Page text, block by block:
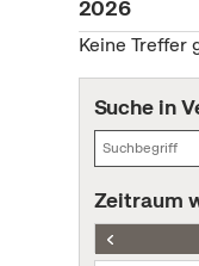
2026
Keine Treffer
Suche in
Zeitraum